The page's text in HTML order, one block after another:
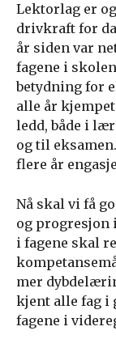
Lektorlag er
drivkraft for
år siden var
fagene i
betydning for
alle år
ledd, både i
og til
flere år
Nå skal vi få
og
i fagene skal
mer
kjent alle fag i
fagene i